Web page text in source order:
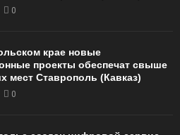
0
крае новые
проекты обеспечат свыше
мест Ставрополь (Кавказ)
0